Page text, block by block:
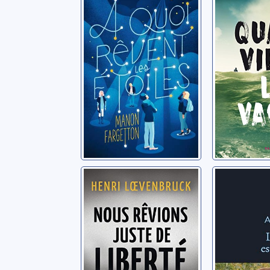
étoiles
Fargetton, Manon
vague
Fargetton,
Nous rêvions
juste de liberté
Loevenbruck, Henri